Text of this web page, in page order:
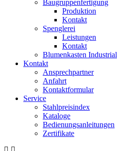
Baugruppenfertigung
Produktion
Kontakt
Spenglerei
Leistungen
Kontakt
Blumenkasten Industrial
Kontakt
Ansprechpartner
Anfahrt
Kontaktformular
Service
Stahlpreisindex
Kataloge
Bedienungsanleitungen
Zertifikate